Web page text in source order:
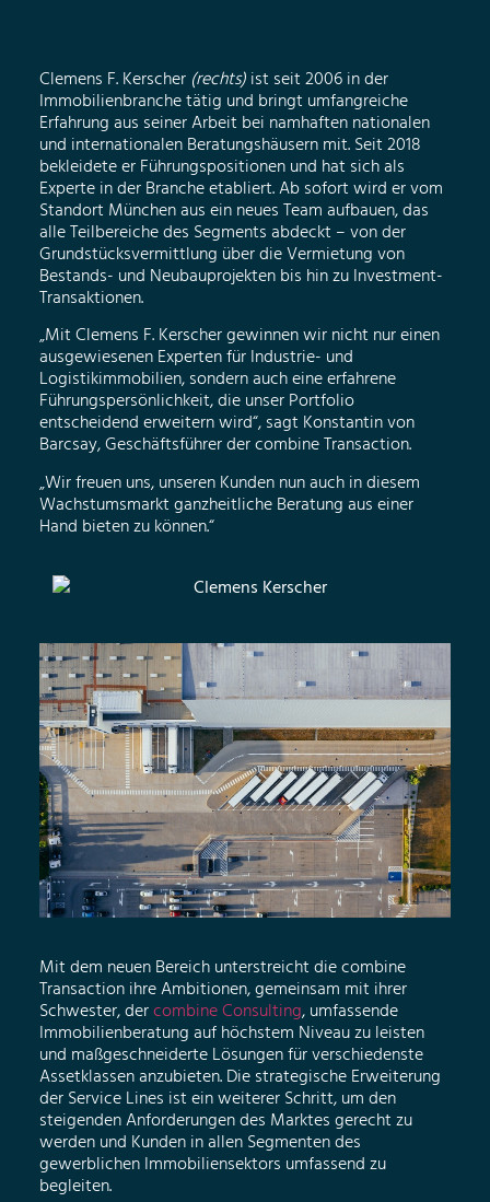
Clemens F. Kerscher (rechts)ist seit 2006 in der
Immobilienbranche tätig und bringt umfangreiche
Erfahrung aus seiner Arbeit bei namhaften nationalen
und internationalen Beratungshäusern mit. Seit 2018
bekleidete er Führungspositionen und hat sich als
Experte in der Branche etabliert. Ab sofort wird er vom
Standort München aus ein neues Team aufbauen, das
alle Teilbereiche des Segments abdeckt – von der
Grundstücksvermittlung über die Vermietung von
Bestands- und Neubauprojekten bis hin zu Investment-
Transaktionen.
„Mit Clemens F. Kerscher gewinnen wir nicht nur einen
ausgewiesenen Experten für Industrie- und
Logistikimmobilien, sondern auch eine erfahrene
Führungspersönlichkeit, die unser Portfolio
entscheidend erweitern wird“, sagt Konstantin von
Barcsay, Geschäftsführer der combine Transaction.
„Wir freuen uns, unseren Kunden nun auch in diesem
Wachstumsmarkt ganzheitliche Beratung aus einer
Hand bieten zu können.“
Mit dem neuen Bereich unterstreicht die combine
Transaction ihre Ambitionen, gemeinsam mit ihrer
Schwester, dercombine Consulting, umfassende
Immobilienberatung auf höchstem Niveau zu leisten
und maßgeschneiderte Lösungen für verschiedenste
Assetklassen anzubieten. Die strategische Erweiterung
der Service Lines ist ein weiterer Schritt, um den
steigenden Anforderungen des Marktes gerecht zu
werden und Kunden in allen Segmenten des
gewerblichen Immobiliensektors umfassend zu
begleiten.